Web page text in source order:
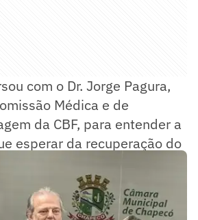
com o Dr. Jorge Pagura,
Médica e de
da CBF, para entender a
esperar da recuperação do